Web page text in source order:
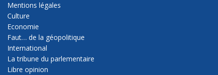
Mentions légales
Culture
Economie
Faut… de la géopolitique
International
La tribune du parlementaire
Libre opinion